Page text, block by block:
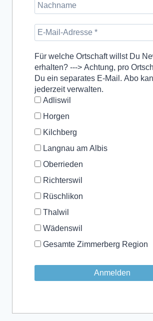
Für welche Ortschaft willst Du
erhalten? ---> Achtung, pro
Du ein separates E-Mail. Abo
jederzeit verwalten.
Adliswil
Horgen
Kilchberg
Langnau am Albis
Oberrieden
Richterswil
Rüschlikon
Thalwil
Wädenswil
Gesamte Zimmerberg Region